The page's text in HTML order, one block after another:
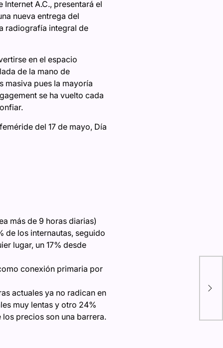
A.C., presentará el
nueva entrega del
radiografía integral de
en el espacio
de la mano de
masiva pues la mayoría
se ha vuelto cada
del 17 de mayo, Día
más de 9 horas diarias)
de los internautas, seguido
lugar, un 17% desde
conexión primaria por
actuales ya no radican en
muy lentas y otro 24%
precios son una barrera.